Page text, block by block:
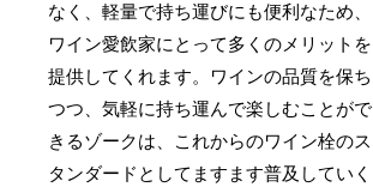
なく、軽量で持ち運びにも便利なため、
ワイン愛飲家にとって多くのメリットを
提供してくれます。ワインの品質を保ち
つつ、気軽に持ち運んで楽しむことがで
きるゾークは、これからのワイン栓のス
タンダードとしてますます普及していく